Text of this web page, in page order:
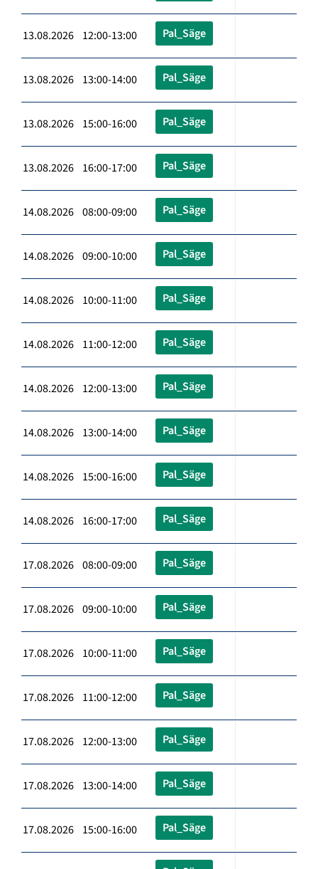
13.08.2026 12:00-13:00 Pal_Säge
13.08.2026 13:00-14:00 Pal_Säge
13.08.2026 15:00-16:00 Pal_Säge
13.08.2026 16:00-17:00 Pal_Säge
14.08.2026 08:00-09:00 Pal_Säge
14.08.2026 09:00-10:00 Pal_Säge
14.08.2026 10:00-11:00 Pal_Säge
14.08.2026 11:00-12:00 Pal_Säge
14.08.2026 12:00-13:00 Pal_Säge
14.08.2026 13:00-14:00 Pal_Säge
14.08.2026 15:00-16:00 Pal_Säge
14.08.2026 16:00-17:00 Pal_Säge
17.08.2026 08:00-09:00 Pal_Säge
17.08.2026 09:00-10:00 Pal_Säge
17.08.2026 10:00-11:00 Pal_Säge
17.08.2026 11:00-12:00 Pal_Säge
17.08.2026 12:00-13:00 Pal_Säge
17.08.2026 13:00-14:00 Pal_Säge
17.08.2026 15:00-16:00 Pal_Säge